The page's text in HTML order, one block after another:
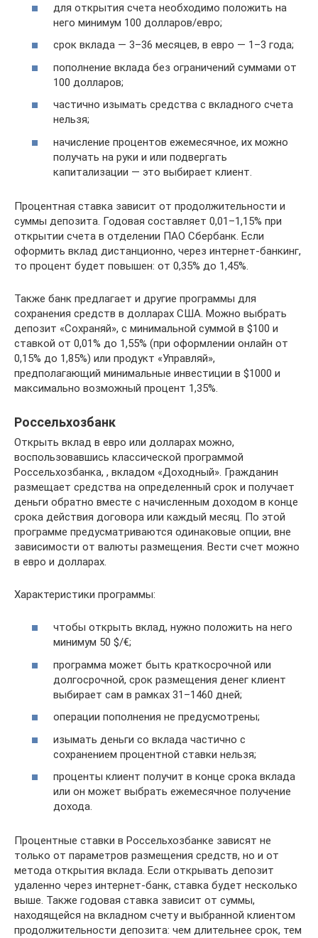
для открытия счета необходимо положить на
него минимум 100 долларов/евро;
срок вклада — 3–36 месяцев, в евро — 1–3 года;
пополнение вклада без ограничений суммами от
100 долларов;
частично изымать средства с вкладного счета
нельзя;
начисление процентов ежемесячное, их можно
получать на руки и или подвергать
капитализации — это выбирает клиент.
Процентная ставка зависит от продолжительности и
суммы депозита. Годовая составляет 0,01–1,15% при
открытии счета в отделении ПАО Сбербанк. Если
оформить вклад дистанционно, через интернет-банкинг,
то процент будет повышен: от 0,35% до 1,45%.
Также банк предлагает и другие программы для
сохранения средств в долларах США. Можно выбрать
депозит «Сохраняй», с минимальной суммой в $100 и
ставкой от 0,01% до 1,55% (при оформлении онлайн от
0,15% до 1,85%) или продукт «Управляй»,
предполагающий минимальные инвестиции в $1000 и
максимально возможный процент 1,35%.
Россельхозбанк
Открыть вклад в евро или долларах можно,
воспользовавшись классической программой
Россельхозбанка, , вкладом «Доходный». Гражданин
размещает средства на определенный срок и получает
деньги обратно вместе с начисленным доходом в конце
срока действия договора или каждый месяц. По этой
программе предусматриваются одинаковые опции, вне
зависимости от валюты размещения. Вести счет можно
в евро и долларах.
Характеристики программы:
чтобы открыть вклад, нужно положить на него
минимум 50 $/€;
программа может быть краткосрочной или
долгосрочной, срок размещения денег клиент
выбирает сам в рамках 31–1460 дней;
операции пополнения не предусмотрены;
изымать деньги со вклада частично с
сохранением процентной ставки нельзя;
проценты клиент получит в конце срока вклада
или он может выбрать ежемесячное получение
дохода.
Процентные ставки в Россельхозбанке зависят не
только от параметров размещения средств, но и от
метода открытия вклада. Если открывать депозит
удаленно через интернет-банк, ставка будет несколько
выше. Также годовая ставка зависит от суммы,
находящейся на вкладном счету и выбранной клиентом
продолжительности депозита: чем длительнее срок, тем